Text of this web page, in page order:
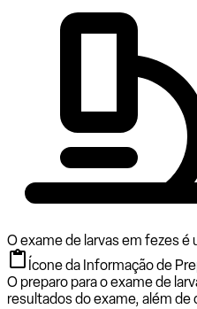
O exame de larvas em fezes
Ícone da Informação de
O preparo para o exame de
resultados do exame, além